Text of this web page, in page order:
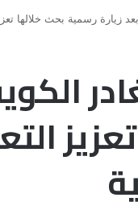
رسمية بحث خلالها